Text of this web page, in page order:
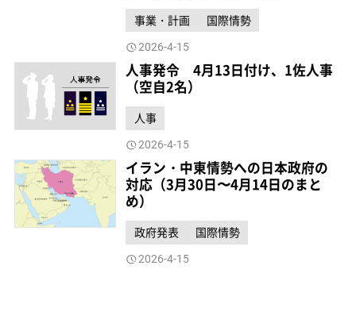
事業・計画 国際情勢
2026-4-15
人事発令 4月13日付け、1佐人事
（空自2名）
人事
2026-4-15
イラン・中東情勢への日本政府の
対応（3月30日〜4月14日のまと
め）
政府発表 国際情勢
2026-4-15